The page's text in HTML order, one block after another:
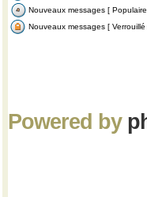
Nouveaux messages [
Nouveaux messages [ Verrouillé
Powered by